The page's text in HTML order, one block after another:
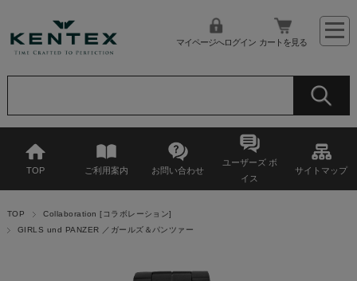
マイページへログイン カートを見る
TOP ご利用案内 お問い合わせ
ユーザーズ ボ
イス
サイトマップ
TOP
Collaboration [コラボレーション]
GIRLS und PANZER ／ガールズ＆パンツァー